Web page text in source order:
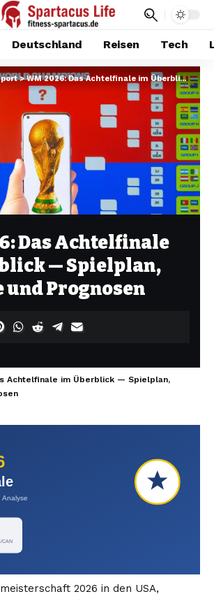
Deutschland Reisen Tech
>WM 2026: Das Achtelfinale im Überblick — Spielplan, Termine und Prognosen
Das Achtelfinale
— Spielplan,
und Prognosen
Achtelfinale im Überblick — Spielplan,
Analyse
CAN
2026 in den USA,